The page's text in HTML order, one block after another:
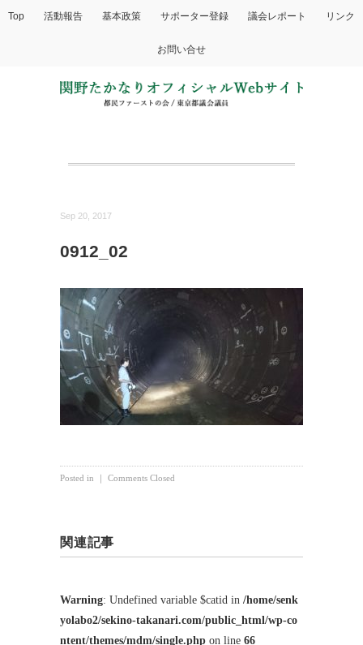
Top 活動報告 基本政策 サポーター登録 議会レポート リンク
お問い合せ
Sep 20, 2017
0912_02
Posted in ｜ Comments Closed
関連記事
Warning: Undefined variable $catid in /home/senk
yolabo2/sekino-takanari.com/public_html/wp-co
ntent/themes/mdm/single.php on line 66